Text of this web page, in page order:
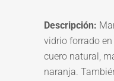
Descripción:
vidrio forrado
cuero natural,
naranja.